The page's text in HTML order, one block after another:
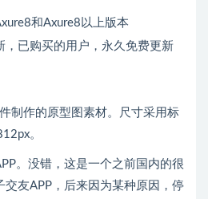
和Axure8以上版本
，已购买的用户，永久免费更新
制作的原型图素材。尺寸采用标
。
。没错，这是一个之前国内的很
交友APP，后来因为某种原因，停